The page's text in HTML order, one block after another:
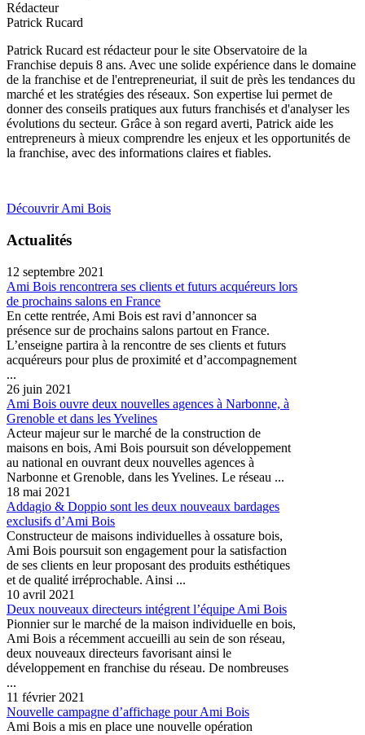
Rédacteur
Patrick Rucard
Patrick Rucard est rédacteur pour le site Observatoire de la
Franchise depuis 8 ans. Avec une solide expérience dans le domaine
de la franchise et de l'entrepreneuriat, il suit de près les tendances du
marché et les stratégies des réseaux. Son expertise lui permet de
donner des conseils pratiques aux futurs franchisés et d'analyser les
évolutions du secteur. Grâce à son regard averti, Patrick aide les
entrepreneurs à mieux comprendre les enjeux et les opportunités de
la franchise, avec des informations claires et fiables.
Découvrir Ami Bois
Actualités
12 septembre 2021
Ami Bois rencontrera ses clients et futurs acquéreurs lors
de prochains salons en France
En cette rentrée, Ami Bois est ravi d’annoncer sa
présence sur de prochains salons partout en France.
L’enseigne partira à la rencontre de ses clients et futurs
acquéreurs pour plus de proximité et d’accompagnement
...
26 juin 2021
Ami Bois ouvre deux nouvelles agences à Narbonne, à
Grenoble et dans les Yvelines
Acteur majeur sur le marché de la construction de
maisons en bois, Ami Bois poursuit son développement
au national en ouvrant deux nouvelles agences à
Narbonne et Grenoble, dans les Yvelines. Le réseau ...
18 mai 2021
Addagio & Doppio sont les deux nouveaux bardages
exclusifs d’Ami Bois
Constructeur de maisons individuelles à ossature bois,
Ami Bois poursuit son engagement pour la satisfaction
de ses clients en leur proposant des produits esthétiques
et de qualité irréprochable. Ainsi ...
10 avril 2021
Deux nouveaux directeurs intégrent l’équipe Ami Bois
Pionnier sur le marché de la maison individuelle en bois,
Ami Bois a récemment accueilli au sein de son réseau,
deux nouveaux directeurs favorisant ainsi le
développement en franchise du réseau. De nombreuses
...
11 février 2021
Nouvelle campagne d’affichage pour Ami Bois
Ami Bois a mis en place une nouvelle opération